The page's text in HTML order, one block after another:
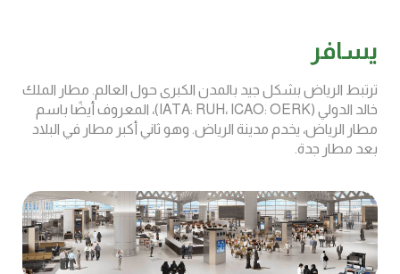
يسافر
ترتبط الرياض بشكل جيد بالمدن الكبرى حول العالم. مطار الملك
خالد الدولي (IATA: RUH، ICAO: OERK)، المعروف أيضًا باسم
مطار الرياض، يخدم مدينة الرياض. وهو ثاني أكبر مطار في البلاد
بعد مطار جدة.